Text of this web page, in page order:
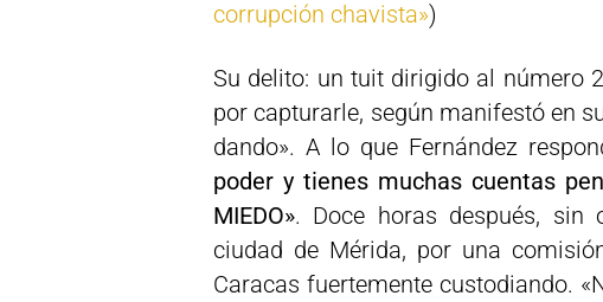
corrupción chavista»)
Su delito: un tuit dirigido al número
por capturarle, según manifestó en
dando». A lo que Fernández
poder y tienes muchas cuentas
MIEDO». Doce horas después, sin
ciudad de Mérida, por una
Caracas fuertemente custodiando.